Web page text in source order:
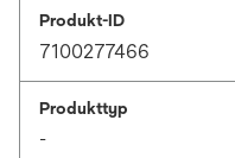
Produkt-ID
7100277466
Produkttyp
-